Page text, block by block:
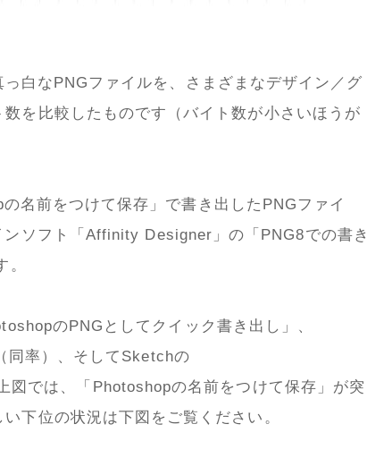
白なPNGファイルを、さまざまなデザイン／グ
を比較したものです（バイト数が小さいほうが
名前をつけて保存」で書き出したPNGファイ
ソフト「Affinity Designer」の「PNG8での書き
のPNGとしてクイック書き出し」、
同率）、そしてSketchの
図では、「Photoshopの名前をつけて保存」が突
下位の状況は下図をご覧ください。